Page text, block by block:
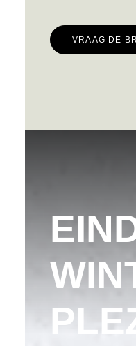
VRAAG DE